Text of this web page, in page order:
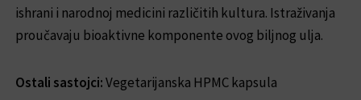
ishrani i narodnoj medicini različitih kultura. Istraživanja
proučavaju bioaktivne komponente ovog biljnog ulja.
Ostali sastojci:Vegetarijanska HPMC kapsula